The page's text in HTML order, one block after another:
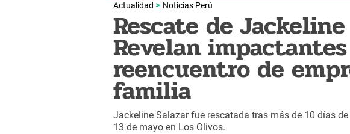
Actualidad Noticias Perú
Rescate de Jackeline
Revelan
reencuentro de
familia
Jackeline Salazar fue rescatada tras más de 10 días
13 de mayo en Los Olivos.